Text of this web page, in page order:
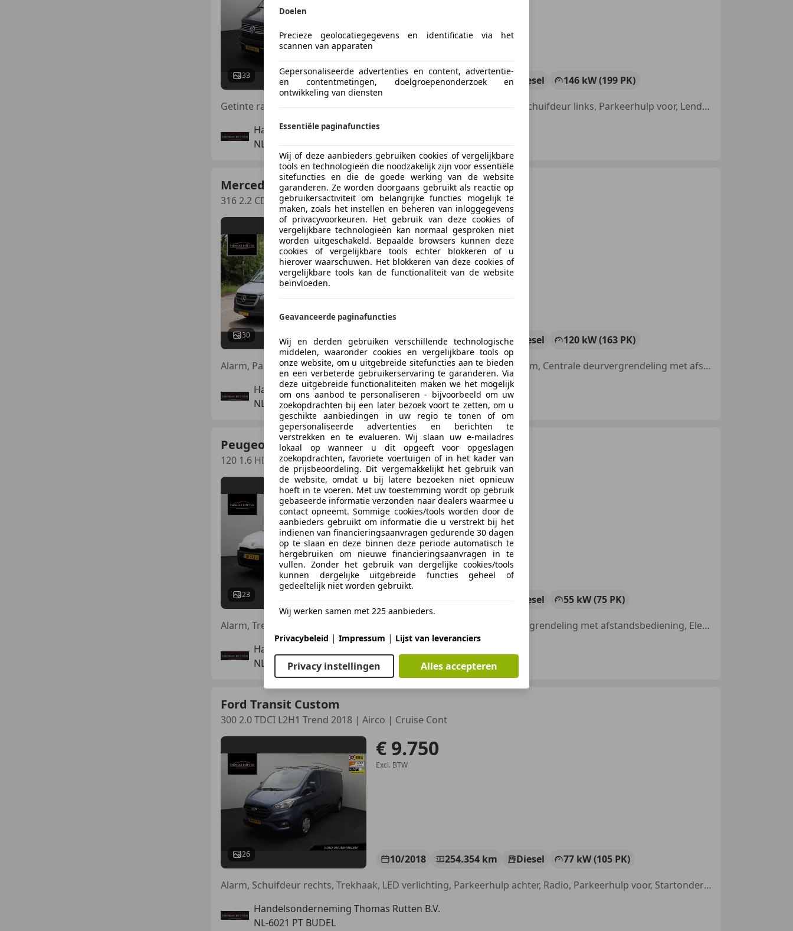
33 09/2020 135.375 km Diesel
146 kW (199 PK)
Getinte ramen, Parkeerhulp met camera, Adaptieve Cruise Control, Schuifdeur links, Parkeerhulp voor, Lendensteun, Navigatiesysteem, Schuifdeur rechts
Handelsonderneming Thomas Rutten B.V.
NL-6021 PT BUDEL
Mercedes-Benz Sprinter
316 2.2 CDI L2H2 EURO VI-D 2018 | Trekhaak | Airco
30
€ 19.950
Excl. BTW
08/2018 189.339 km Diesel
120 kW (163 PK)
Alarm, Parkeerhulp met camera, Start/Stop-systeem, Navigatiesysteem, Centrale deurvergrendeling met afstandsbediening, Bandenspanningscontrole, Lichtsensor, Trekhaak
Handelsonderneming Thomas Rutten B.V.
NL-6021 PT BUDEL
Peugeot Partner
120 1.6 HDI L1 XR Profit + 2014 | Trekhaak | Airco
23
€ 4.250
Excl. BTW
Diesel
55 kW (75 PK)
Alarm, Trekhaak, Startonderbreker, Airconditioning, Centrale deurvergrendeling met afstandsbediening, Elektrisch verstelbare buitenspiegels, ABS, MP3
Handelsonderneming Thomas Rutten B.V.
NL-6021 PT BUDEL
Ford Transit Custom
300 2.0 TDCI L2H1 Trend 2018 | Airco | Cruise Cont
26
€ 9.750
Excl. BTW
10/2018 254.354 km Diesel
77 kW (105 PK)
Alarm, Schuifdeur rechts, Trekhaak, LED verlichting, Parkeerhulp achter, Radio, Parkeerhulp voor, Startonderbreker
Handelsonderneming Thomas Rutten B.V.
NL-6021 PT BUDEL
Doelen
Precieze geolocatiegegevens en identificatie via het
scannen van apparaten
Gepersonaliseerde advertenties en content, advertentie-
en contentmetingen, doelgroepenonderzoek en
ontwikkeling van diensten
Essentiële paginafuncties
Wij of deze aanbieders gebruiken cookies of vergelijkbare
tools en technologieën die noodzakelijk zijn voor essentiële
sitefuncties en die de goede werking van de website
garanderen. Ze worden doorgaans gebruikt als reactie op
gebruikersactiviteit om belangrijke functies mogelijk te
maken, zoals het instellen en beheren van inloggegevens
of privacyvoorkeuren. Het gebruik van deze cookies of
vergelijkbare technologieën kan normaal gesproken niet
worden uitgeschakeld. Bepaalde browsers kunnen deze
cookies of vergelijkbare tools echter blokkeren of u
hierover waarschuwen. Het blokkeren van deze cookies of
vergelijkbare tools kan de functionaliteit van de website
beïnvloeden.
Geavanceerde paginafuncties
Wij en derden gebruiken verschillende technologische
middelen, waaronder cookies en vergelijkbare tools op
onze website, om u uitgebreide sitefuncties aan te bieden
en een verbeterde gebruikerservaring te garanderen. Via
deze uitgebreide functionaliteiten maken we het mogelijk
om ons aanbod te personaliseren - bijvoorbeeld om uw
zoekopdrachten bij een later bezoek voort te zetten, om u
geschikte aanbiedingen in uw regio te tonen of om
gepersonaliseerde advertenties en berichten te
verstrekken en te evalueren. Wij slaan uw e-mailadres
lokaal op wanneer u dit opgeeft voor opgeslagen
zoekopdrachten, favoriete voertuigen of in het kader van
de prijsbeoordeling. Dit vergemakkelijkt het gebruik van
de website, omdat u bij latere bezoeken niet opnieuw
hoeft in te voeren. Met uw toestemming wordt op gebruik
gebaseerde informatie verzonden naar dealers waarmee u
contact opneemt. Sommige cookies/tools worden door de
aanbieders gebruikt om informatie die u verstrekt bij het
indienen van financieringsaanvragen gedurende 30 dagen
op te slaan en deze binnen deze periode automatisch te
hergebruiken om nieuwe financieringsaanvragen in te
vullen. Zonder het gebruik van dergelijke cookies/tools
kunnen dergelijke uitgebreide functies geheel of
gedeeltelijk niet worden gebruikt.
Wij werken samen met 225 aanbieders.
Privacybeleid | Impressum | Lijst van leveranciers
Privacy instellingen Alles accepteren